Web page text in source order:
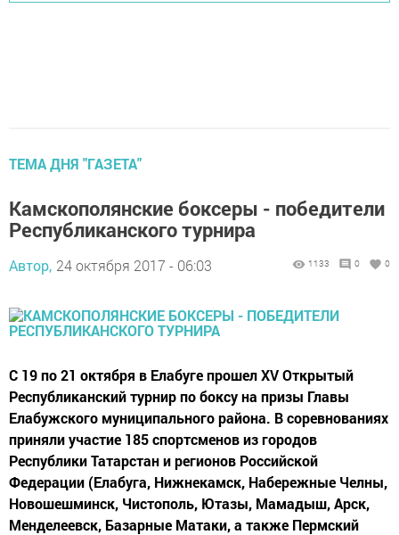
ТЕМА ДНЯ "ГАЗЕТА"
Камскополянские боксеры - победители
Республиканского турнира
Автор, 24 октября 2017 - 06:03 1133 0 0
С 19 по 21 октября в Елабуге прошел XV Открытый
Республиканский турнир по боксу на призы Главы
Елабужского муниципального района. В соревнованиях
приняли участие 185 спортсменов из городов
Республики Татарстан и регионов Российской
Федерации (Елабуга, Нижнекамск, Набережные Челны,
Новошешминск, Чистополь, Ютазы, Мамадыш, Арск,
Менделеевск, Базарные Матаки, а также Пермский